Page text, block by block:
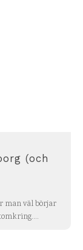
(och
man väl börjar